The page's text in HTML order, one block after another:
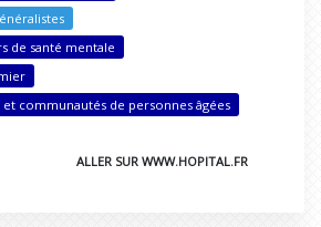
de santé mentale
communautés de personnes âgées
ALLER SUR WWW.HOPITAL.FR